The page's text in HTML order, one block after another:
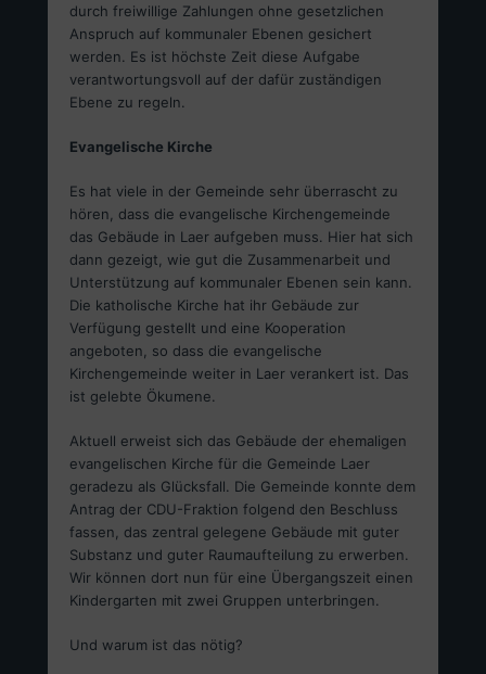
durch freiwillige Zahlungen ohne gesetzlichen
Anspruch auf kommunaler Ebenen gesichert
werden. Es ist höchste Zeit diese Aufgabe
verantwortungsvoll auf der dafür zuständigen
Ebene zu regeln.
Evangelische Kirche
Es hat viele in der Gemeinde sehr überrascht zu
hören, dass die evangelische Kirchengemeinde
das Gebäude in Laer aufgeben muss. Hier hat sich
dann gezeigt, wie gut die Zusammenarbeit und
Unterstützung auf kommunaler Ebenen sein kann.
Die katholische Kirche hat ihr Gebäude zur
Verfügung gestellt und eine Kooperation
angeboten, so dass die evangelische
Kirchengemeinde weiter in Laer verankert ist. Das
ist gelebte Ökumene.
Aktuell erweist sich das Gebäude der ehemaligen
evangelischen Kirche für die Gemeinde Laer
geradezu als Glücksfall. Die Gemeinde konnte dem
Antrag der CDU-Fraktion folgend den Beschluss
fassen, das zentral gelegene Gebäude mit guter
Substanz und guter Raumaufteilung zu erwerben.
Wir können dort nun für eine Übergangszeit einen
Kindergarten mit zwei Gruppen unterbringen.
Und warum ist das nötig?